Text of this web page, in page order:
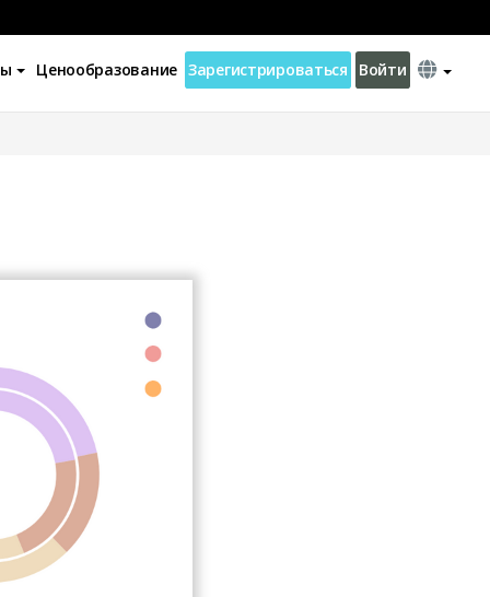
Ценообразование Зарегистрироваться Войти